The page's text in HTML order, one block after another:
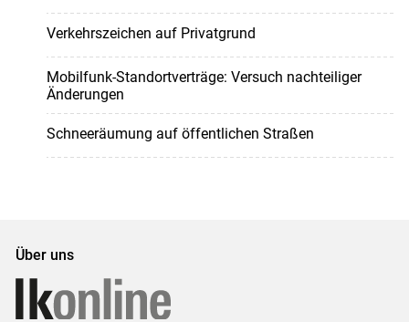
Verkehrszeichen auf Privatgrund
Mobilfunk-Standortverträge: Versuch nachteiliger
Änderungen
Schneeräumung auf öffentlichen Straßen
Über uns